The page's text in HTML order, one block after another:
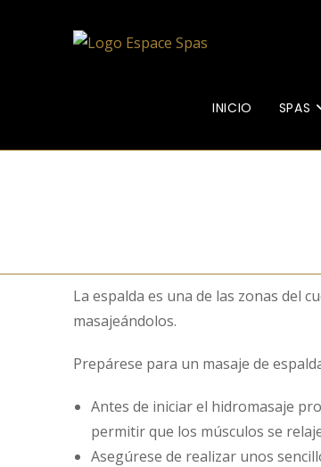
INICIO SPAS
La espalda es una de las zonas del
masajeándolos.
Prepárese para un masaje de
Antes de iniciar el hidromasaje
permitir que los músculos se
Asegúrese de realizar unos